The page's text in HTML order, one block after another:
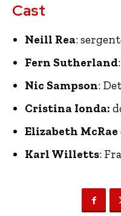
Cast
Neill Rea:
Fern Sutherland
Nic Sampson:
Cristina Ionda:
Elizabeth McRae
Karl Willetts: